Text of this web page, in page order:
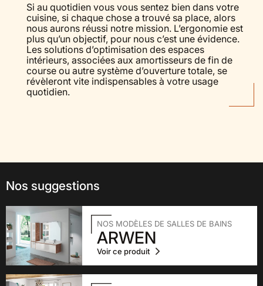
Si au quotidien vous vous sentez bien dans votre
cuisine, si chaque chose a trouvé sa place, alors
nous aurons réussi notre mission. L’ergonomie est
plus qu’un objectif, pour nous c’est une évidence.
Les solutions d’optimisation des espaces
intérieurs, associées aux amortisseurs de fin de
course ou autre système d’ouverture totale, se
révèleront vite indispensables à votre usage
quotidien.
Nos suggestions
NOS MODÈLES DE SALLES DE BAINS
ARWEN
Voir ce produit